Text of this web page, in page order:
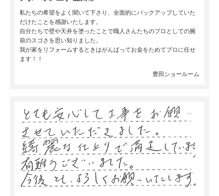
私たちの希望をよく聞いて下さり、全面的にバックアップしていた
だけたことを感謝いたします。
自分たちで壁や天井を塗ったことで職人さんたちのプロとしての腕
前のスゴさを思い知りました。
我が家をリフォームするときはがんばってお金をためてプロに任せ
ます！！
豊田ショールーム